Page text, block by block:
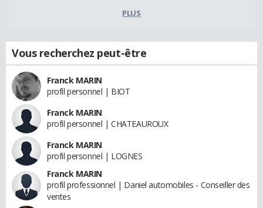
PLUS
Vous recherchez peut-être
Franck MARIN
profil personnel | BIOT
Franck MARIN
profil personnel | CHATEAUROUX
Franck MARIN
profil personnel | LOGNES
Franck MARIN
profil professionnel | Daniel automobiles - Conseiller des
ventes